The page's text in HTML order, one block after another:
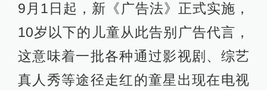
9月1日起，新《广告法》正式实施，
10岁以下的儿童从此告别广告代言，
这意味着一批各种通过影视剧、综艺
真人秀等途径走红的童星出现在电视